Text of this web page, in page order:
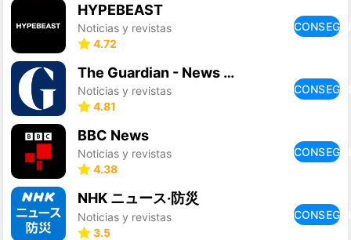
HYPEBEAST
Noticias y revistas
4.72
The Guardian - News & Sport
Noticias y revistas
4.81
BBC News
Noticias y revistas
4.38
NHK ニュース·防災
Noticias y revistas
3.5